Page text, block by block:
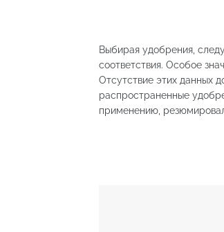
Выбирая удобрения,
соответствия. Особое
Отсутствие этих данных
распространенные
применению,